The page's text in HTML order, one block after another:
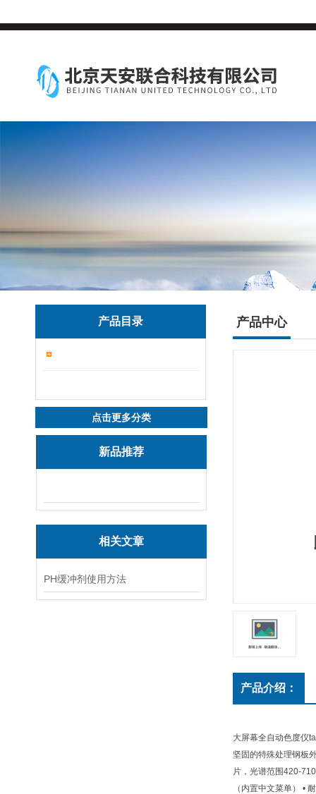
产品目录
点击更多分类
新品推荐
相关文章
PH缓冲剂使用方法
产品中心
产品介绍：
大屏幕全自动色度仪
坚固的特殊处理钢板
片，光谱范围420-
（内置中文菜单） •